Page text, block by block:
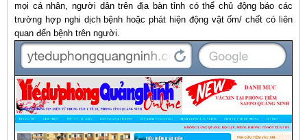
mọi cá nhân, người dân trên địa bàn tỉnh có thể chủ động báo các
trường hợp nghi dịch bệnh hoặc phát hiện động vật ốm/ chết có liên
quan đến bệnh trên người.